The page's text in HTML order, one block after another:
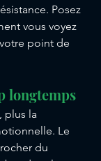
Posez
vous voyez
point de
longtemps
plus la
Le
du